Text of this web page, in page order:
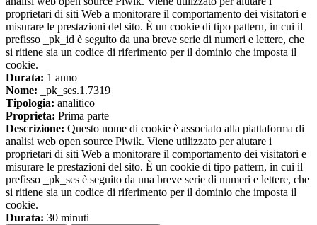
proprietari di siti Web a monitorare il comportamento dei visitatori e
misurare le prestazioni del sito. È un cookie di tipo pattern, in cui il
prefisso _pk_id è seguito da una breve serie di numeri e lettere, che
si ritiene sia un codice di riferimento per il dominio che imposta il
cookie.
Durata: 1 anno
Nome: _pk_ses.1.7319
Tipologia: analitico
Proprieta: Prima parte
Descrizione: Questo nome di cookie è associato alla piattaforma di
analisi web open source Piwik. Viene utilizzato per aiutare i
proprietari di siti Web a monitorare il comportamento dei visitatori e
misurare le prestazioni del sito. È un cookie di tipo pattern, in cui il
prefisso _pk_ses è seguito da una breve serie di numeri e lettere, che
si ritiene sia un codice di riferimento per il dominio che imposta il
cookie.
Durata: 30 minuti